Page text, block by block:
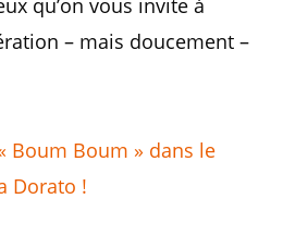
qu’on vous invite à
– mais doucement –
Boum Boum » dans le
Dorato !